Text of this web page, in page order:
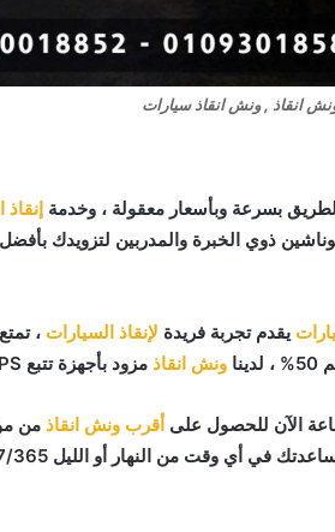
انقاذ , ونش انقاذ سيارات
بسرعة وبأسعار معقولة ، وخدمة
ذوي الخبرة والمدربين لتزويدك
يقدم تجربة فريدة لإنقاذ السيارات ،
ونش انقاذ مزود بأجهزة تتبع GPS لأمانك وأمان سيارتك.
أقرب ونش انقاذ من
وقت من النهار أو الليل 24/7/365 تشمل خدمات